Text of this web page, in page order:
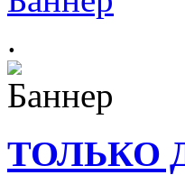
.
ТОЛЬКО